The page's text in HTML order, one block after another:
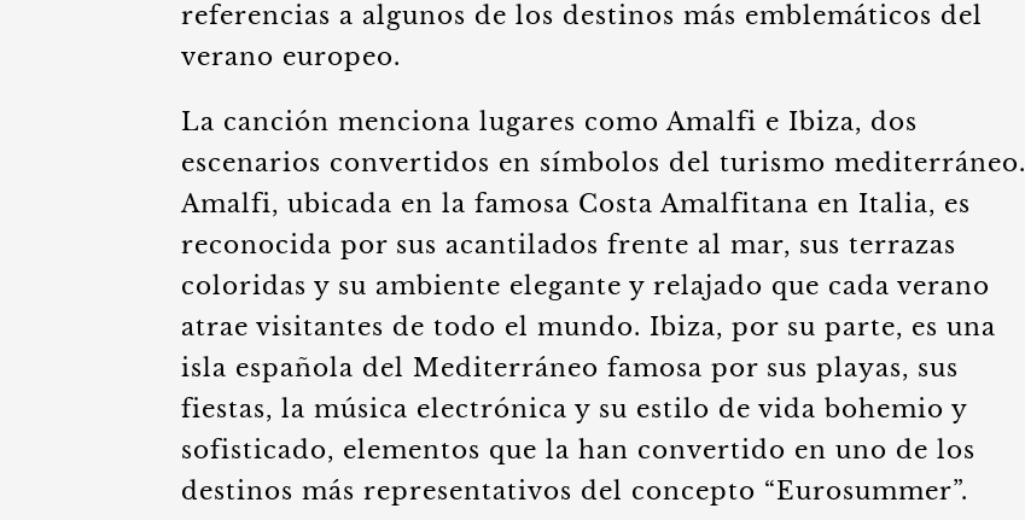
referencias a algunos de los destinos más emblemáticos del
verano europeo.
La canción menciona lugares como Amalfi e Ibiza, dos
escenarios convertidos en símbolos del turismo mediterráneo.
Amalfi, ubicada en la famosa Costa Amalfitana en Italia, es
reconocida por sus acantilados frente al mar, sus terrazas
coloridas y su ambiente elegante y relajado que cada verano
atrae visitantes de todo el mundo. Ibiza, por su parte, es una
isla española del Mediterráneo famosa por sus playas, sus
fiestas, la música electrónica y su estilo de vida bohemio y
sofisticado, elementos que la han convertido en uno de los
destinos más representativos del concepto “Eurosummer”.